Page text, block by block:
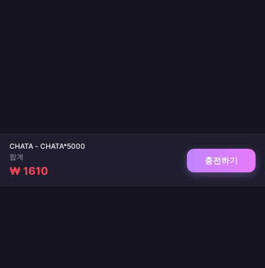
CHATA - CHATA*5000
합계
₩ 1610
충전하기